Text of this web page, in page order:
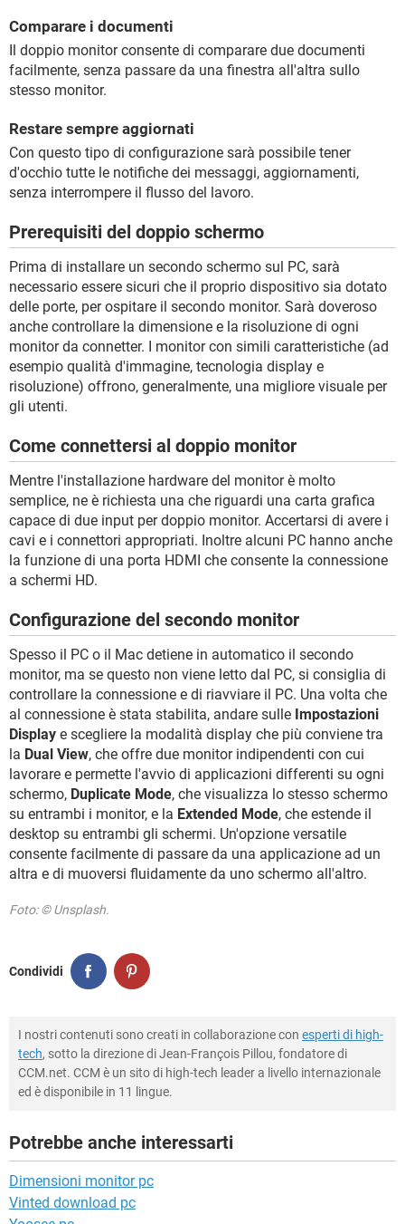
Comparare i documenti
Il doppio monitor consente di comparare due documenti
facilmente, senza passare da una finestra all'altra sullo
stesso monitor.
Restare sempre aggiornati
Con questo tipo di configurazione sarà possibile tener
d'occhio tutte le notifiche dei messaggi, aggiornamenti,
senza interrompere il flusso del lavoro.
Prerequisiti del doppio schermo
Prima di installare un secondo schermo sul PC, sarà
necessario essere sicuri che il proprio dispositivo sia dotato
delle porte, per ospitare il secondo monitor. Sarà doveroso
anche controllare la dimensione e la risoluzione di ogni
monitor da connetter. I monitor con simili caratteristiche (ad
esempio qualità d'immagine, tecnologia display e
risoluzione) offrono, generalmente, una migliore visuale per
gli utenti.
Come connettersi al doppio monitor
Mentre l'installazione hardware del monitor è molto
semplice, ne è richiesta una che riguardi una carta grafica
capace di due input per doppio monitor. Accertarsi di avere i
cavi e i connettori appropriati. Inoltre alcuni PC hanno anche
la funzione di una porta HDMI che consente la connessione
a schermi HD.
Configurazione del secondo monitor
Spesso il PC o il Mac detiene in automatico il secondo
monitor, ma se questo non viene letto dal PC, si consiglia di
controllare la connessione e di riavviare il PC. Una volta che
al connessione è stata stabilita, andare sulle Impostazioni
Display e scegliere la modalità display che più conviene tra
la Dual View, che offre due monitor indipendenti con cui
lavorare e permette l'avvio di applicazioni differenti su ogni
schermo, Duplicate Mode, che visualizza lo stesso schermo
su entrambi i monitor, e la Extended Mode, che estende il
desktop su entrambi gli schermi. Un'opzione versatile
consente facilmente di passare da una applicazione ad un
altra e di muoversi fluidamente da uno schermo all'altro.
Foto: © Unsplash.
Condividi
I nostri contenuti sono creati in collaborazione con esperti di high-
tech, sotto la direzione di Jean-François Pillou, fondatore di
CCM.net. CCM è un sito di high-tech leader a livello internazionale
ed è disponibile in 11 lingue.
Potrebbe anche interessarti
Dimensioni monitor pc
Vinted download pc